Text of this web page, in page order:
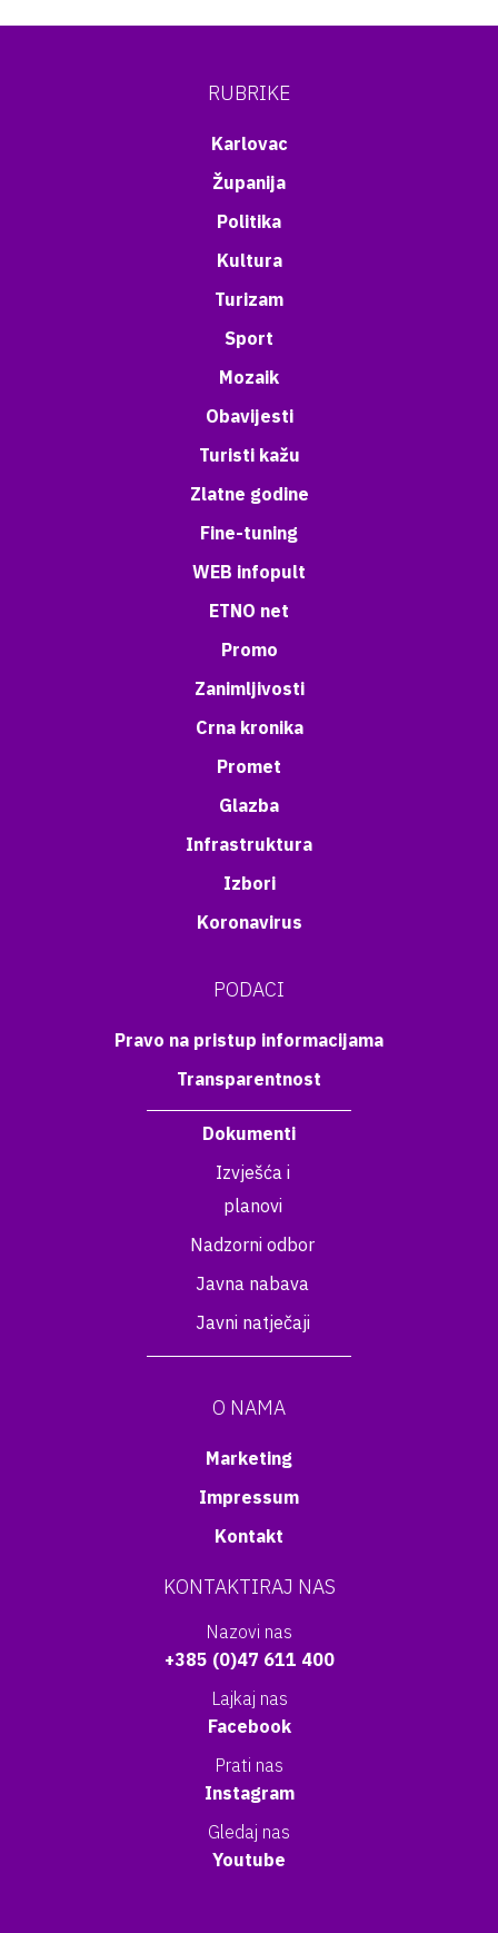
RUBRIKE
Karlovac
Županija
Politika
Kultura
Turizam
Sport
Mozaik
Obavijesti
Turisti kažu
Zlatne godine
Fine-tuning
WEB infopult
ETNO net
Promo
Zanimljivosti
Crna kronika
Promet
Glazba
Infrastruktura
Izbori
Koronavirus
PODACI
Pravo na pristup informacijama
Transparentnost
Dokumenti
Izvješća i
planovi
Nadzorni odbor
Javna nabava
Javni natječaji
O NAMA
Marketing
Impressum
Kontakt
KONTAKTIRAJ NAS
Nazovi nas
+385 (0)47 611 400
Lajkaj nas
Facebook
Prati nas
Instagram
Gledaj nas
Youtube